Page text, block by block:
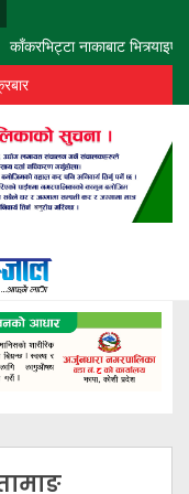
नाकाबाट भित्र्याइएका